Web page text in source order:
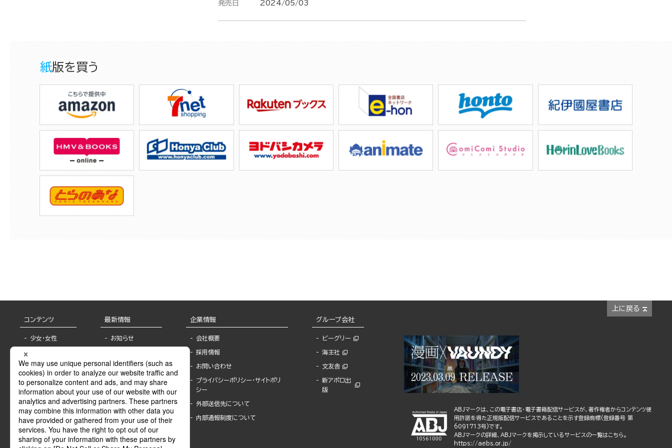
発売日 2024/05/03
紙版を買う
上に戻る
コンテンツ
少女・女性
BL
ライトノベル
青年・一般
グラビア・写真
モーター誌
SPECIAL
最新情報
お知らせ
報
書店様へ
海外ライセンシー
公式SNSアカウ
ント
作家一覧
Keyword list
企業情報
会社概要
採用情報
お問い合わせ
プライバシーポリシー・サイトポリ
シー
外部送信先について
内部通報制度について
グループ会社
ビーグリー
海王社
文友舎
新アポロ出
版
ABJマークは、この電子書店・電子書籍配信サービスが、著作権者からコンテンツ使
用許諾を得た正規版配信サービスであることを示す登録商標(登録番号 第
6091713号)です。
ABJマークの詳細、ABJマークを掲示しているサービスの一覧はこちら。
https://aebs.or.jp/